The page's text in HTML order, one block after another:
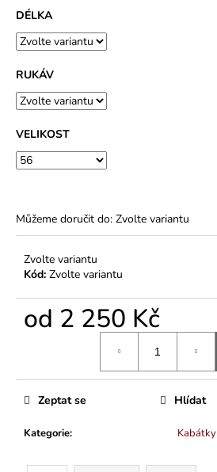
DÉLKA
RUKÁV
VELIKOST
Můžeme doručit do: Zvolte variantu
Zvolte variantu
Kód: Zvolte variantu
od 2 250 Kč
Kategorie: Kabátky
Zeptat se Hlídat
ŠATY
DO
VÉČKA
PLÁTNO
TULIPÁNKY
2026
-
DÉLKY
489
Kč